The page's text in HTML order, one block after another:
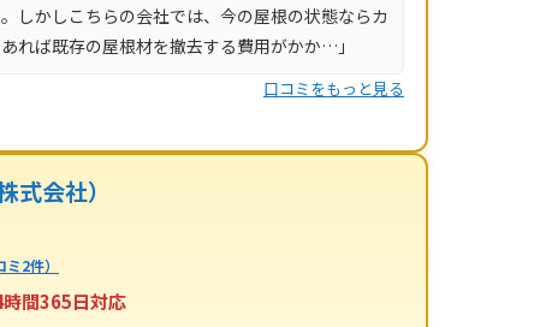
しかしこちらの会社では、今の屋根の状態ならカ
れば既存の屋根材を撤去する費用がかか…」
口コミをもっと見る
会社）
ミ2件）
間365日対応